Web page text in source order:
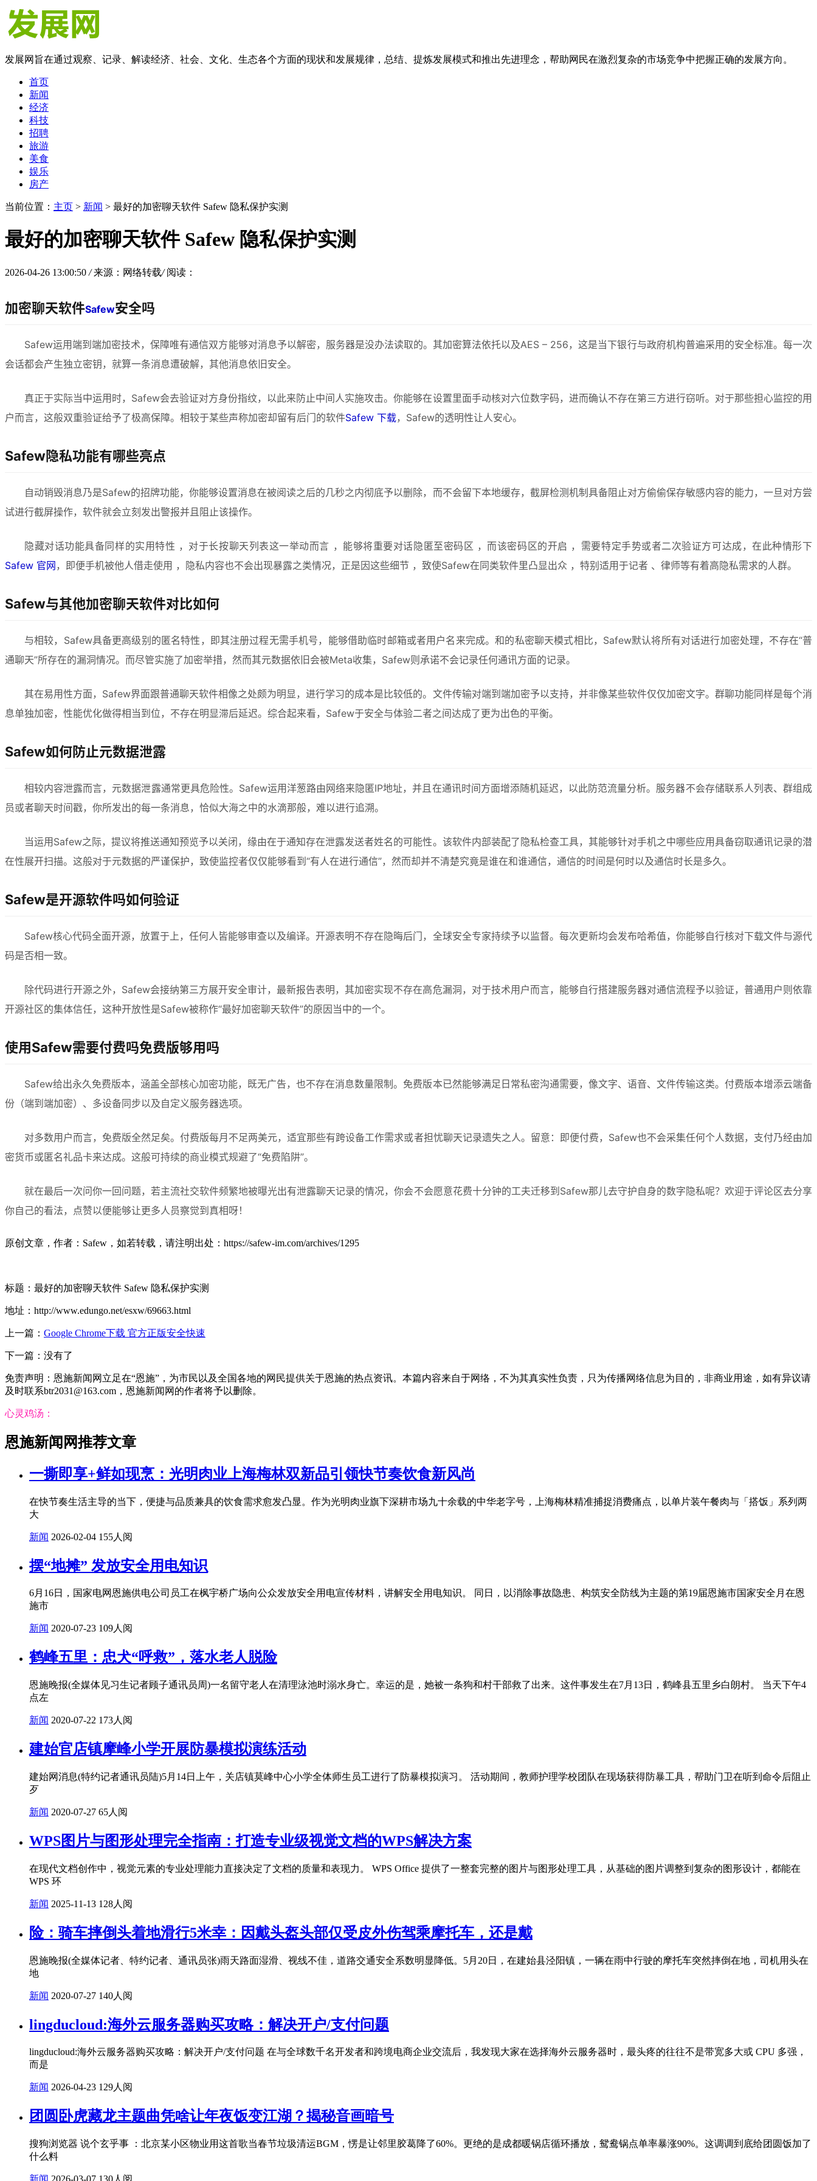
发展网旨在通过观察、记录、解读经济、社会、文化、生态各个方面的现状和发展规律，总结、提炼发展模式和推出先进理念，帮助网民在激烈复杂的市场竞争中把握正确的发展方向。
首页
新闻
经济
科技
招聘
旅游
美食
娱乐
房产
当前位置： 主页 > 新闻 > 最好的加密聊天软件 Safew 隐私保护实测
最好的加密聊天软件 Safew 隐私保护实测
2026-04-26 13:00:50 / 来源：网络转载/ 阅读：
加密聊天软件Safew安全吗
Safew运用端到端加密技术，保障唯有通信双方能够对消息予以解密，服务器是没办法读取的。其加密算法依托以及AES – 256，这是当下银行与政府机构普遍采用的安全标准。每一次
会话都会产生独立密钥，就算一条消息遭破解，其他消息依旧安全。
真正于实际当中运用时，Safew会去验证对方身份指纹，以此来防止中间人实施攻击。你能够在设置里面手动核对六位数字码，进而确认不存在第三方进行窃听。对于那些担心监控的用
户而言，这般双重验证给予了极高保障。相较于某些声称加密却留有后门的软件Safew 下载，Safew的透明性让人安心。
Safew隐私功能有哪些亮点
自动销毁消息乃是Safew的招牌功能，你能够设置消息在被阅读之后的几秒之内彻底予以删除，而不会留下本地缓存，截屏检测机制具备阻止对方偷偷保存敏感内容的能力，一旦对方尝
试进行截屏操作，软件就会立刻发出警报并且阻止该操作。
隐藏对话功能具备同样的实用特性 ，对于长按聊天列表这一举动而言 ，能够将重要对话隐匿至密码区 ，而该密码区的开启 ，需要特定手势或者二次验证方可达成，在此种情形下
Safew 官网，即便手机被他人借走使用 ，隐私内容也不会出现暴露之类情况，正是因这些细节 ，致使Safew在同类软件里凸显出众 ，特别适用于记者 、律师等有着高隐私需求的人群。
Safew与其他加密聊天软件对比如何
与相较，Safew具备更高级别的匿名特性，即其注册过程无需手机号，能够借助临时邮箱或者用户名来完成。和的私密聊天模式相比，Safew默认将所有对话进行加密处理，不存在“普
通聊天”所存在的漏洞情况。而尽管实施了加密举措，然而其元数据依旧会被Meta收集，Safew则承诺不会记录任何通讯方面的记录。
其在易用性方面，Safew界面跟普通聊天软件相像之处颇为明显，进行学习的成本是比较低的。文件传输对端到端加密予以支持，并非像某些软件仅仅加密文字。群聊功能同样是每个消
息单独加密，性能优化做得相当到位，不存在明显滞后延迟。综合起来看，Safew于安全与体验二者之间达成了更为出色的平衡。
Safew如何防止元数据泄露
相较内容泄露而言，元数据泄露通常更具危险性。Safew运用洋葱路由网络来隐匿IP地址，并且在通讯时间方面增添随机延迟，以此防范流量分析。服务器不会存储联系人列表、群组成
员或者聊天时间戳，你所发出的每一条消息，恰似大海之中的水滴那般，难以进行追溯。
当运用Safew之际，提议将推送通知预览予以关闭，缘由在于通知存在泄露发送者姓名的可能性。该软件内部装配了隐私检查工具，其能够针对手机之中哪些应用具备窃取通讯记录的潜
在性展开扫描。这般对于元数据的严谨保护，致使监控者仅仅能够看到“有人在进行通信”，然而却并不清楚究竟是谁在和谁通信，通信的时间是何时以及通信时长是多久。
Safew是开源软件吗如何验证
Safew核心代码全面开源，放置于上，任何人皆能够审查以及编译。开源表明不存在隐晦后门，全球安全专家持续予以监督。每次更新均会发布哈希值，你能够自行核对下载文件与源代
码是否相一致。
除代码进行开源之外，Safew会接纳第三方展开安全审计，最新报告表明，其加密实现不存在高危漏洞，对于技术用户而言，能够自行搭建服务器对通信流程予以验证，普通用户则依靠
开源社区的集体信任，这种开放性是Safew被称作“最好加密聊天软件”的原因当中的一个。
使用Safew需要付费吗免费版够用吗
Safew给出永久免费版本，涵盖全部核心加密功能，既无广告，也不存在消息数量限制。免费版本已然能够满足日常私密沟通需要，像文字、语音、文件传输这类。付费版本增添云端备
份（端到端加密）、多设备同步以及自定义服务器选项。
对多数用户而言，免费版全然足矣。付费版每月不足两美元，适宜那些有跨设备工作需求或者担忧聊天记录遗失之人。留意：即便付费，Safew也不会采集任何个人数据，支付乃经由加
密货币或匿名礼品卡来达成。这般可持续的商业模式规避了“免费陷阱”。
就在最后一次问你一回问题，若主流社交软件频繁地被曝光出有泄露聊天记录的情况，你会不会愿意花费十分钟的工夫迁移到Safew那儿去守护自身的数字隐私呢？欢迎于评论区去分享
你自己的看法，点赞以便能够让更多人员察觉到真相呀！
原创文章，作者：Safew，如若转载，请注明出处：https://safew-im.com/archives/1295
标题：最好的加密聊天软件 Safew 隐私保护实测
地址：http://www.edungo.net/esxw/69663.html
上一篇： Google Chrome下载 官方正版安全快速
下一篇：没有了
免责声明：恩施新闻网立足在“恩施”，为市民以及全国各地的网民提供关于恩施的热点资讯。本篇内容来自于网络，不为其真实性负责，只为传播网络信息为目的，非商业用途，如有异议请
及时联系btr2031@163.com，恩施新闻网的作者将予以删除。
心灵鸡汤：
恩施新闻网推荐文章
一撕即享+鲜如现烹：光明肉业上海梅林双新品引领快节奏饮食新风尚
在快节奏生活主导的当下，便捷与品质兼具的饮食需求愈发凸显。作为光明肉业旗下深耕市场九十余载的中华老字号，上海梅林精准捕捉消费痛点，以单片装午餐肉与「搭饭」系列两
大
新闻 2026-02-04 155人阅
摆“地摊” 发放安全用电知识
6月16日，国家电网恩施供电公司员工在枫宇桥广场向公众发放安全用电宣传材料，讲解安全用电知识。 同日，以消除事故隐患、构筑安全防线为主题的第19届恩施市国家安全月在恩
施市
新闻 2020-07-23 109人阅
鹤峰五里：忠犬“呼救”，落水老人脱险
恩施晚报(全媒体见习生记者顾子通讯员周)一名留守老人在清理泳池时溺水身亡。幸运的是，她被一条狗和村干部救了出来。这件事发生在7月13日，鹤峰县五里乡白朗村。 当天下午4
点左
新闻 2020-07-22 173人阅
建始官店镇摩峰小学开展防暴模拟演练活动
建始网消息(特约记者通讯员陆)5月14日上午，关店镇莫峰中心小学全体师生员工进行了防暴模拟演习。 活动期间，教师护理学校团队在现场获得防暴工具，帮助门卫在听到命令后阻止
歹
新闻 2020-07-27 65人阅
WPS图片与图形处理完全指南：打造专业级视觉文档的WPS解决方案
在现代文档创作中，视觉元素的专业处理能力直接决定了文档的质量和表现力。 WPS Office 提供了一整套完整的图片与图形处理工具，从基础的图片调整到复杂的图形设计，都能在
WPS 环
新闻 2025-11-13 128人阅
险：骑车摔倒头着地滑行5米幸：因戴头盔头部仅受皮外伤驾乘摩托车，还是戴
恩施晚报(全媒体记者、特约记者、通讯员张)雨天路面湿滑、视线不佳，道路交通安全系数明显降低。5月20日，在建始县泾阳镇，一辆在雨中行驶的摩托车突然摔倒在地，司机用头在
地
新闻 2020-07-27 140人阅
lingducloud:海外云服务器购买攻略：解决开户/支付问题
lingducloud:海外云服务器购买攻略：解决开户/支付问题 在与全球数千名开发者和跨境电商企业交流后，我发现大家在选择海外云服务器时，最头疼的往往不是带宽多大或 CPU 多强，
而是
新闻 2026-04-23 129人阅
团圆卧虎藏龙主题曲凭啥让年夜饭变江湖？揭秘音画暗号
搜狗浏览器 说个玄乎事 ：北京某小区物业用这首歌当春节垃圾清运BGM，愣是让邻里胶葛降了60%。更绝的是成都暖锅店循环播放，鸳鸯锅点单率暴涨90%。这调调到底给团圆饭加了
什么料